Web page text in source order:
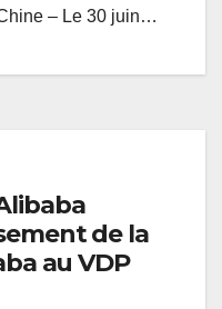
– Le 30 juin…
de la
au VDP